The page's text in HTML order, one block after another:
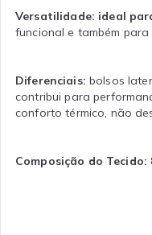
Versatilidade: ideal
funcional e também para
Diferenciais: bolsos
contribui para
conforto térmico, não
Composição do Tecido: